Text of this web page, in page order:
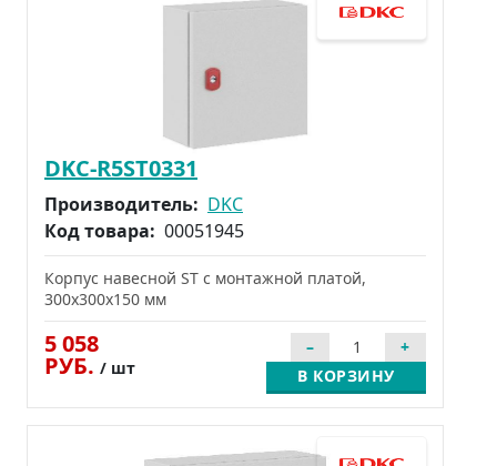
DKC-R5ST0331
Производитель: DKC
Код товара: 00051945
Корпус навесной ST с монтажной платой,
300x300x150 мм
5 058
РУБ. / шт В КОРЗИНУ